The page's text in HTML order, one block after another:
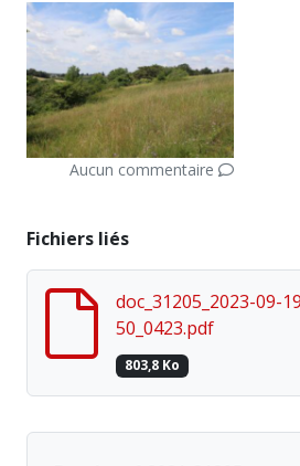
Aucun commentaire
Fichiers liés
doc_31205_2023-09-
50_0423.pdf
803,8 Ko